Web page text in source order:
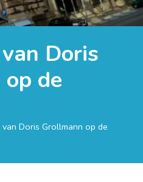
Doris
de
Doris Grollmann op de